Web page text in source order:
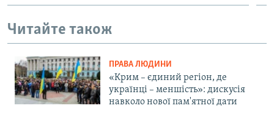
Читайте також
ПРАВА ЛЮДИНИ
«Крим – єдиний регіон, де
українці – меншість»: дискусія
навколо нової пам'ятної дати